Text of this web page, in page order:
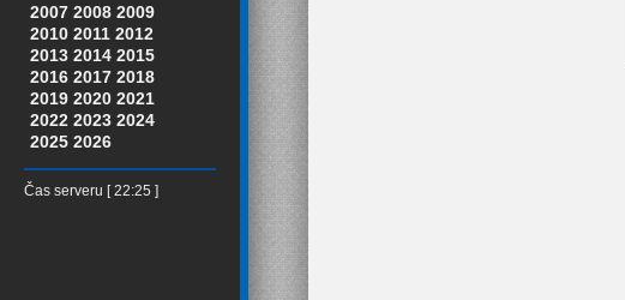
2007 2008 2009
2010 2011 2012
2013 2014 2015
2016 2017 2018
2019 2020 2021
2022 2023 2024
2025 2026
Čas serveru [ 22:25 ]